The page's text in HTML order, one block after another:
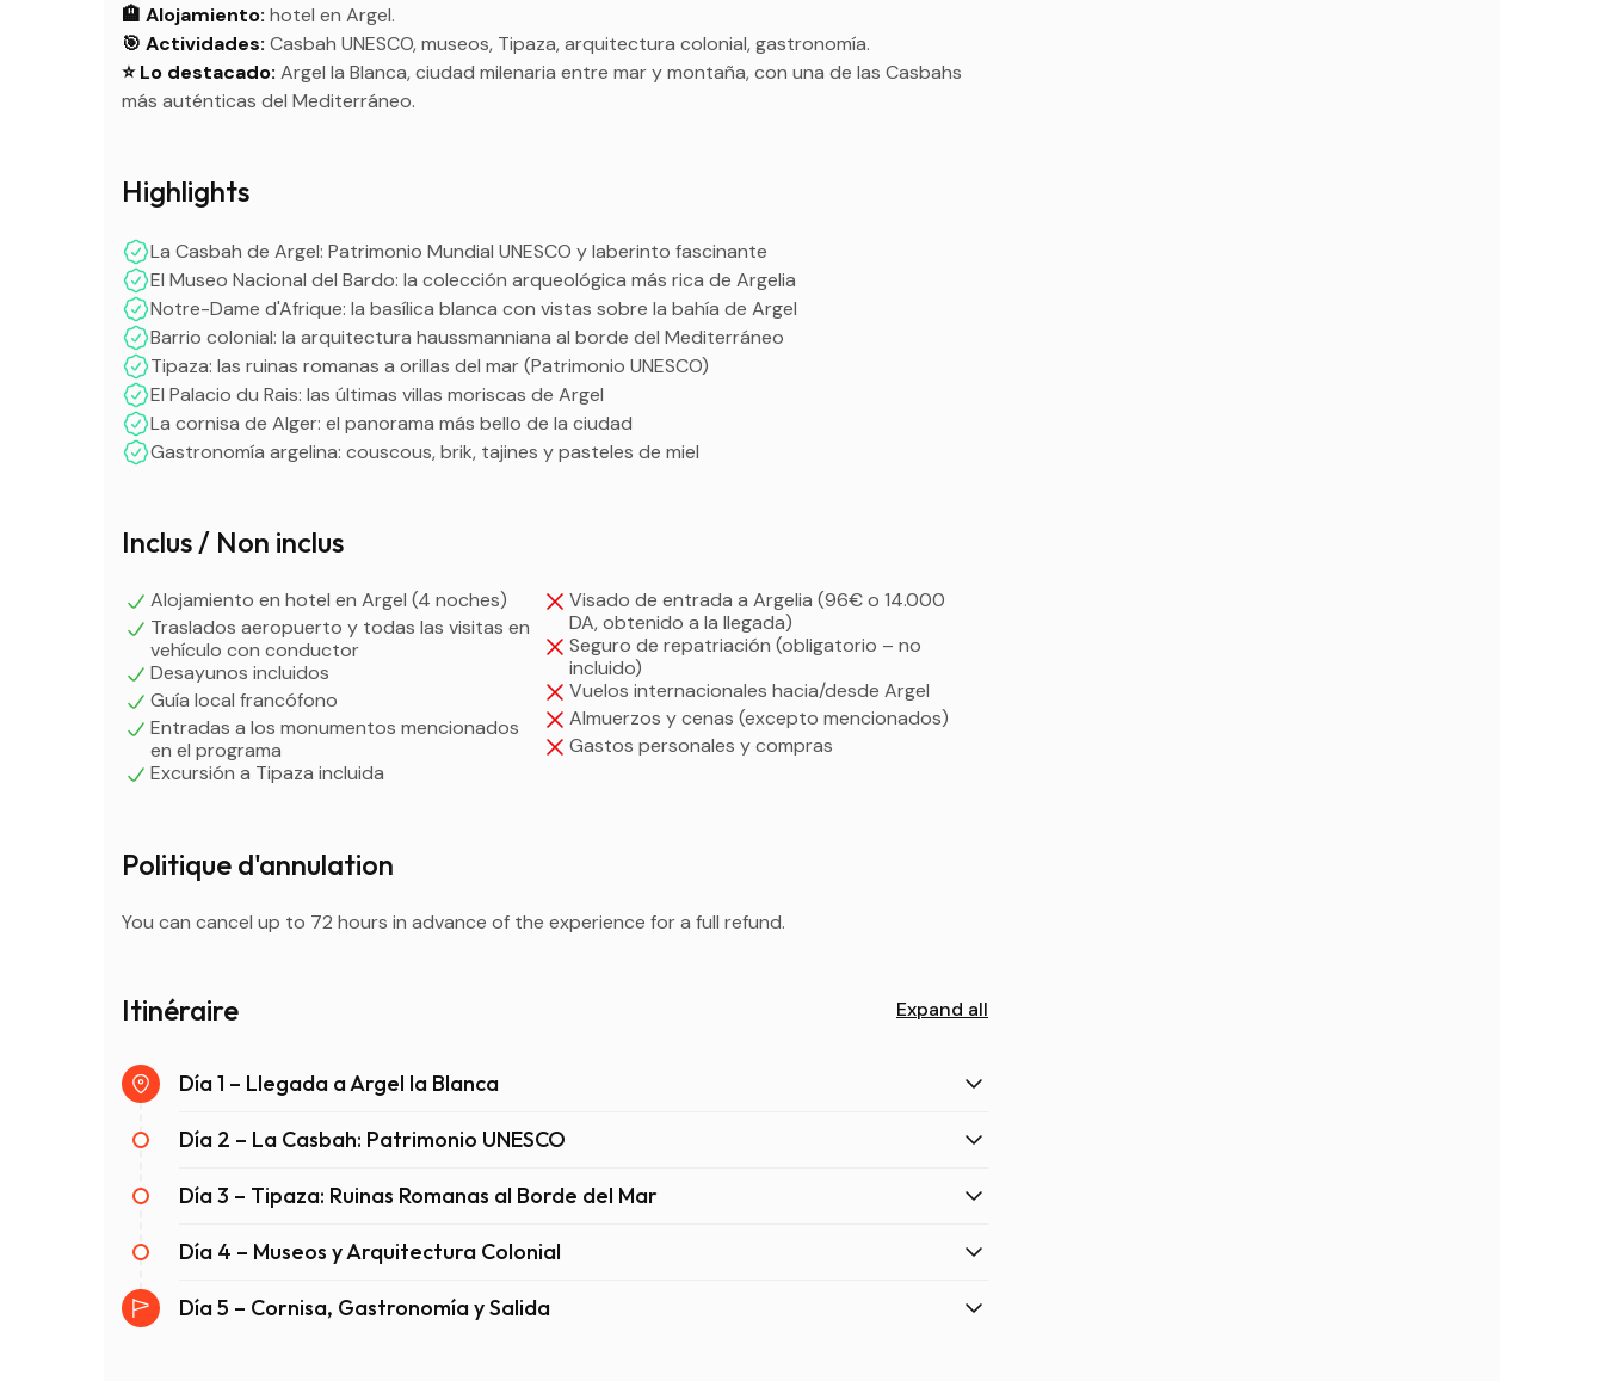
🏨 Alojamiento: hotel en Argel.
🎯 Actividades: Casbah UNESCO, museos, Tipaza, arquitectura colonial, gastronomía.
⭐ Lo destacado: Argel la Blanca, ciudad milenaria entre mar y montaña, con una de las Casbahs
más auténticas del Mediterráneo.
Highlights
La Casbah de Argel: Patrimonio Mundial UNESCO y laberinto fascinante
El Museo Nacional del Bardo: la colección arqueológica más rica de Argelia
Notre-Dame d'Afrique: la basílica blanca con vistas sobre la bahía de Argel
Barrio colonial: la arquitectura haussmanniana al borde del Mediterráneo
Tipaza: las ruinas romanas a orillas del mar (Patrimonio UNESCO)
El Palacio du Rais: las últimas villas moriscas de Argel
La cornisa de Alger: el panorama más bello de la ciudad
Gastronomía argelina: couscous, brik, tajines y pasteles de miel
Inclus / Non inclus
Alojamiento en hotel en Argel (4 noches)
Traslados aeropuerto y todas las visitas en
vehículo con conductor
Desayunos incluidos
Guía local francófono
Entradas a los monumentos mencionados
en el programa
Excursión a Tipaza incluida
Visado de entrada a Argelia (96€ o 14.000
DA, obtenido a la llegada)
Seguro de repatriación (obligatorio – no
incluido)
Vuelos internacionales hacia/desde Argel
Almuerzos y cenas (excepto mencionados)
Gastos personales y compras
Politique d'annulation
You can cancel up to 72 hours in advance of the experience for a full refund.
Itinéraire Expand all
Día 1 – Llegada a Argel la Blanca
Día 2 – La Casbah: Patrimonio UNESCO
Día 3 – Tipaza: Ruinas Romanas al Borde del Mar
Día 4 – Museos y Arquitectura Colonial
Día 5 – Cornisa, Gastronomía y Salida